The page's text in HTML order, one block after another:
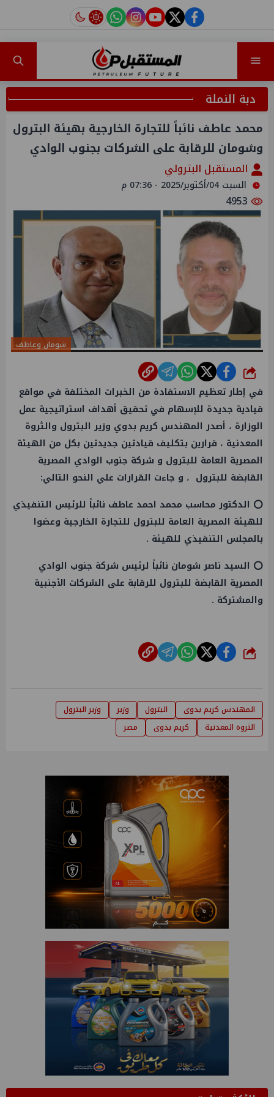
facebook
twitter
youtube
instagram
tiktok
دبة النملة
محمد عاطف نائباً للتجارة الخارجية بهيئة البترول
وشومان للرقابة على الشركات بجنوب الوادي
المستقبل البترولي
السبت 04/أكتوبر/2025 - 07:36 م
شومان وعاطف
شارك
في إطار تعظيم الاستفادة من الخبرات المختلفة في مواقع
قيادية جديدة للإسهام في تحقيق أهداف استراتيجية عمل
الوزارة ، أصدر المهندس كريم بدوي وزير البترول والثروة
المعدنية ، قرارين بتكليف قيادتين جديدتين بكل من الهيئة
المصرية العامة للبترول و شركة جنوب الوادي المصرية
القابضة للبترول ، و جاءت القرارات علي النحو التالي:
⭕ الدكتور محاسب محمد احمد عاطف نائباً للرئيس التنفيذي
للهيئة المصرية العامة للبترول للتجارة الخارجية وعضوا
بالمجلس التنفيذي للهيئة .
⭕ السيد ناصر شومان نائباً لرئيس شركة جنوب الوادي
المصرية القابضة للبترول للرقابة على الشركات الأجنبية
والمشتركة .
شارك
المهندس كريم بدوى البترول وزير
وزير البترول
الثروة المعدنية
كريم بدوى مصر